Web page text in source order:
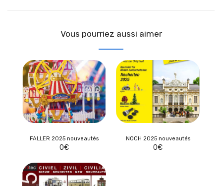
Vous pourriez aussi aimer
FALLER 2025 nouveautés
0€
NOCH 2025 nouveautés
0€